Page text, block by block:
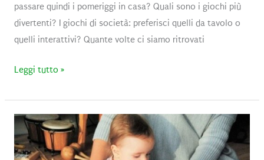
passare quindi i pomeriggi in casa? Quali sono i giochi più
divertenti? I giochi di società: preferisci quelli da tavolo o
quelli interattivi? Quante volte ci siamo ritrovati
I
giochi
da
fare
in
Leggi tutto »